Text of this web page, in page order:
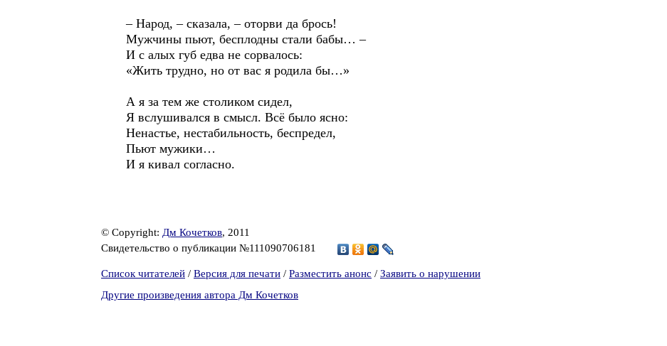
– Народ, – сказала, – оторви да брось!
Мужчины пьют, бесплодны стали бабы… –
И с алых губ едва не сорвалось:
«Жить трудно, но от вас я родила бы…»
А я за тем же столиком сидел,
Я вслушивался в смысл. Всё было ясно:
Ненастье, нестабильность, беспредел,
Пьют мужики…
И я кивал согласно.
© Copyright: Дм Кочетков, 2011
Свидетельство о публикации №111090706181
Список читателей / Версия для печати / Разместить анонс / Заявить о нарушении
Другие произведения автора Дм Кочетков